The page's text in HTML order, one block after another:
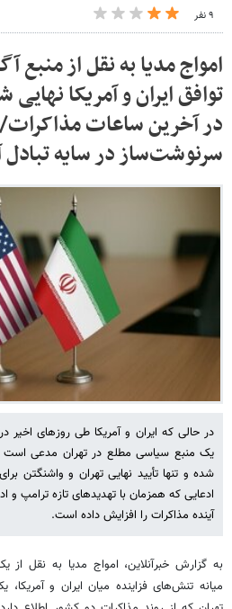
۹ نفر
امواج مدیا به نقل از منبع
توافق ایران و آمریکا
سرنوشت‌ساز در سایه
در حالی که ایران و آمریکا طی روزهای اخیر
یک منبع سیاسی مطلع در تهران مدعی است
شده و تنها تأیید نهایی تهران و واشنگتن
ادعایی که همزمان با تهدیدهای تازه ترامپ و
آینده مذاکرات را افزایش داده است.
به گزارش خبرآنلاین، امواج مدیا به نقل
میانه تنش‌های فزاینده میان ایران و